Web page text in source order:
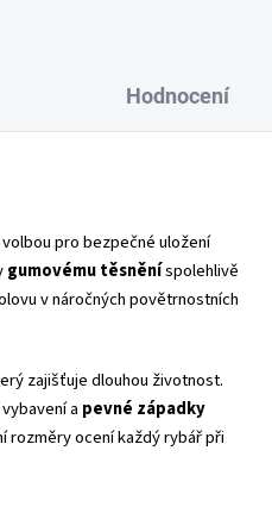
Hodnocení
pro bezpečné uložení
gumovému těsněníspolehlivě
v náročných povětrnostních
zajišťuje dlouhou životnost.
a pevné západky
rozměry ocení každý rybář při